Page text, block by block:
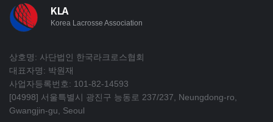
KLA
Korea Lacrosse Association
상호명: 사단법인 한국라크로스협회
대표자명: 박원재
사업자등록번호: 101-82-14593
[04998] 서울특별시 광진구 능동로 237/237, Neungdong-ro,
Gwangjin-gu, Seoul